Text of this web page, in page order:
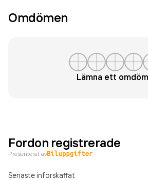
Omdömen
Lämna ett
Fordon registrerade
Presenterat av
Senaste införskaffat